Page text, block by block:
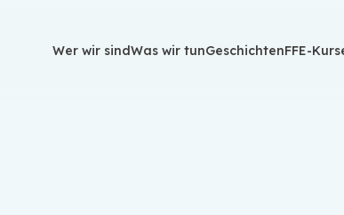
Wer wir sindWas wir tunGeschichtenFFE-
Wer wir sindWas wir tunGeschichtenFFE-